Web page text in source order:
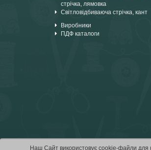
стрічка, лямовка
Світловідбиваюча стрічка, кант
Виробники
ПДФ каталоги
Наш Сайт використовує cookie-файли для